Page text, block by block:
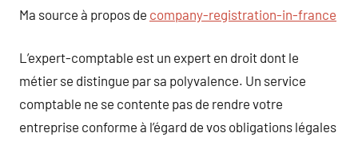
Ma source à propos de company-registration-in-france
L’expert-comptable est un expert en droit dont le
métier se distingue par sa polyvalence. Un service
comptable ne se contente pas de rendre votre
entreprise conforme à l’égard de vos obligations légales